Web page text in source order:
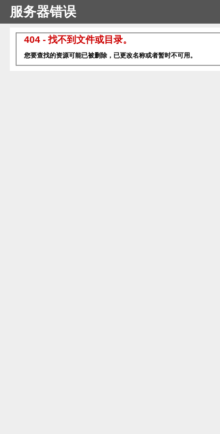
服务器错误
404 - 找不到文件或目录。
您要查找的资源可能已被删除，已更改名称或者暂时不可用。